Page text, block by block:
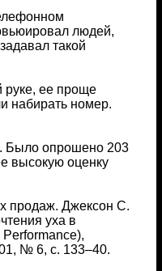
людей,
такой
руке, ее проще
набирать номер.
Было опрошено 203
высокую оценку
продаж. Джексон С.
уха в
№ 6, с. 133–40.